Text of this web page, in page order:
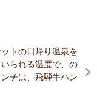
トの日帰り温泉を
られる温度で、の
チは、飛騨牛ハン